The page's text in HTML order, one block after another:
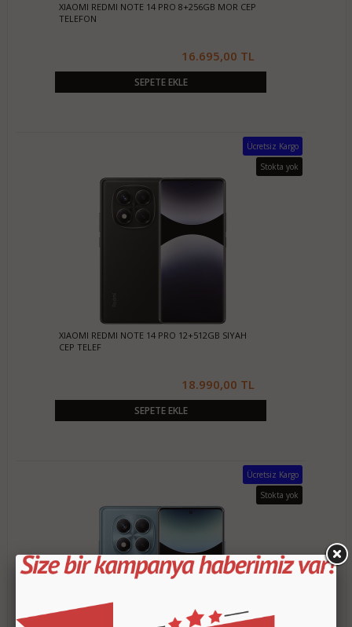
XIAOMI REDMI NOTE 14 PRO 8+256GB MOR CEP
TELEFON
16.695,00 TL
SEPETE EKLE
Ücretsiz Kargo
Stokta yok
XIAOMI REDMI NOTE 14 PRO 12+512GB SIYAH
CEP TELEF
18.990,00 TL
SEPETE EKLE
Ücretsiz Kargo
Stokta yok